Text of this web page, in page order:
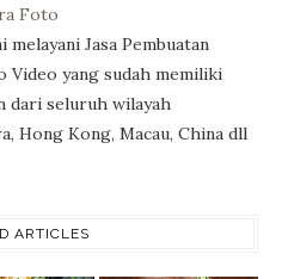
Foto
melayani Jasa Pembuatan
Video yang sudah memiliki
dari seluruh wilayah
Hong Kong, Macau, China dll
ARTICLES